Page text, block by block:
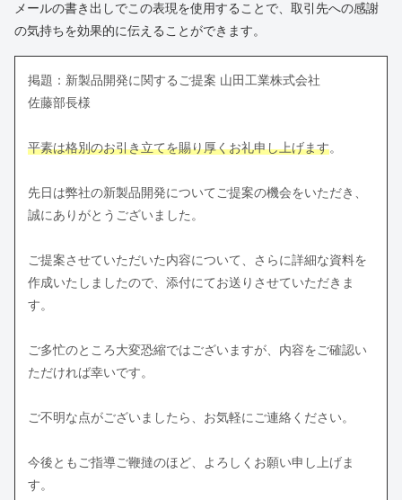
メールの書き出しでこの表現を使用することで、取引先への感謝
の気持ちを効果的に伝えることができます。
掲題：新製品開発に関するご提案 山田工業株式会社
佐藤部長様
平素は格別のお引き立てを賜り厚くお礼申し上げます。
先日は弊社の新製品開発についてご提案の機会をいただき、
誠にありがとうございました。
ご提案させていただいた内容について、さらに詳細な資料を
作成いたしましたので、添付にてお送りさせていただきま
す。
ご多忙のところ大変恐縮ではございますが、内容をご確認い
ただければ幸いです。
ご不明な点がございましたら、お気軽にご連絡ください。
今後ともご指導ご鞭撻のほど、よろしくお願い申し上げま
す。